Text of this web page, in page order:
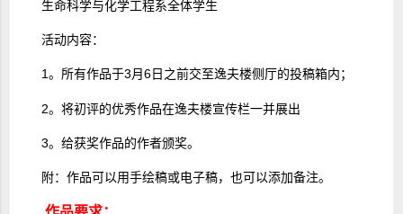
生命科学与化学工程系全体学生
活动内容：
1。所有作品于3月6日之前交至逸夫楼侧厅的投稿箱内；
2。将初评的优秀作品在逸夫楼宣传栏一并展出
3。给获奖作品的作者颁奖。
附：作品可以用手绘稿或电子稿，也可以添加备注。